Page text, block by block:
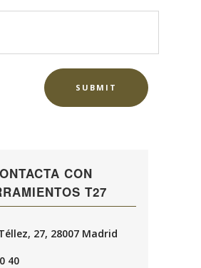
CON
T27
27, 28007 Madrid
40